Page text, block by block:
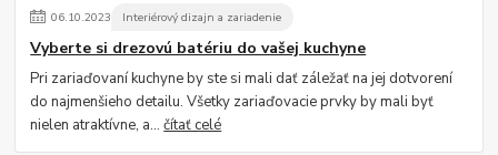
06.10.2023 Interiérový dizajn a zariadenie
Vyberte si drezovú batériu do vašej kuchyne
Pri zariaďovaní kuchyne by ste si mali dať záležať na jej dotvorení
do najmenšieho detailu. Všetky zariaďovacie prvky by mali byť
nielen atraktívne, a...čítať celé